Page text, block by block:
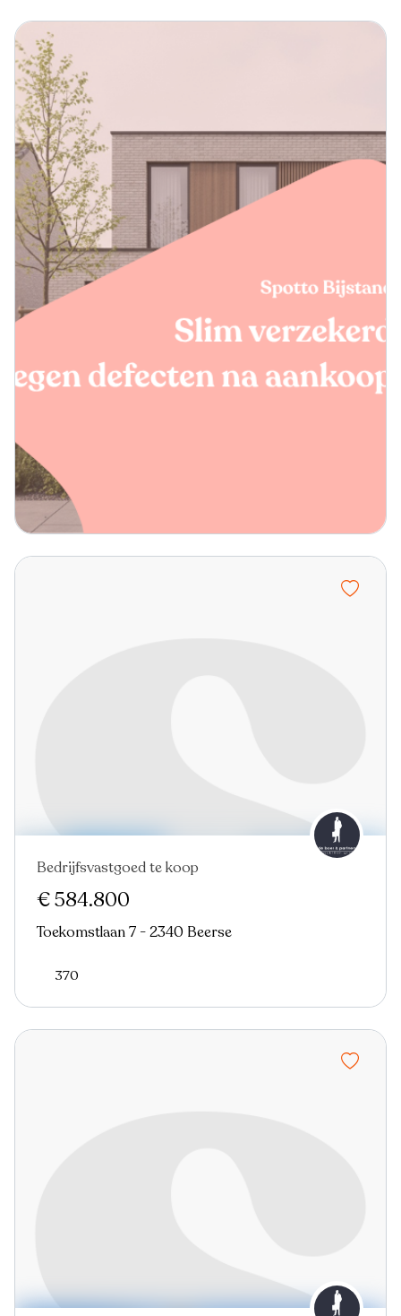
Bedrijfsvastgoed te koop
€ 584.800
Toekomstlaan 7 - 2340 Beerse
370